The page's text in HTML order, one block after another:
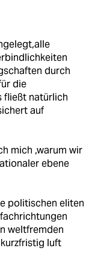
durch
die
fließt natürlich
auf
mich ,warum wir
ebene
politischen eliten
weltfremden
luft